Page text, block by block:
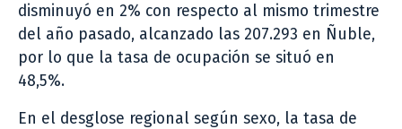
disminuyó en 2% con respecto al mismo trimestre
del año pasado, alcanzado las 207.293 en Ñuble,
por lo que la tasa de ocupación se situó en
48,5%.
En el desglose regional según sexo, la tasa de